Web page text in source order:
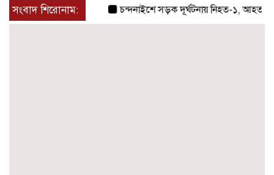
সংবাদ শিরোনাম:
চন্দনাইশে সড়ক দূর্ঘটনায় নিহত-১, আহত-২